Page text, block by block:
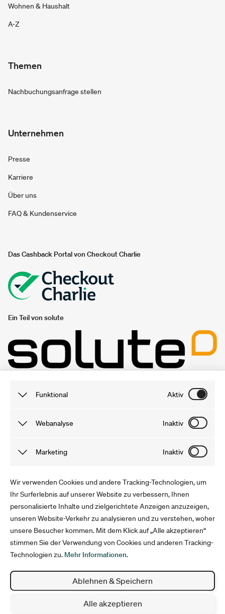
Funktional Aktiv
Funktionale Cookies sind notwendig, damit du unsere
uns gewonnenen Informationen werden anonymisiert und
Webanalyse Inaktiv
Tracking Cookies speichern Informationen, dank derer wir
verstehen können. Mit Tools wie Google Analytics
optimieren wir anschließend unser Angebot und Marketing.
Marketing Inaktiv
Marketing Cookies sammeln Informationen, mit denen wir
unsere Webseite verbessern können. Sie helfen uns,
Werbung auszuspielen, welche die User interessiert. Die
Informationen werden anonym erfasst und für die Dauer
deines Aufenthalts gespeichert.
Wir verwenden Cookies und andere Tracking-Technologien, um
Ihr Surferlebnis auf unserer Website zu verbessern, Ihnen
personalisierte Inhalte und zielgerichtete Anzeigen anzuzeigen,
unseren Website-Verkehr zu analysieren und zu verstehen, woher
unsere Besucher kommen. Mit dem Klick auf „Alle akzeptieren“
stimmen Sie der Verwendung von Cookies und anderen Tracking-
Technologien zu. Mehr Informationen.
Ablehnen & Speichern
Alle akzeptieren
Wohnen & Haushalt
A-Z
Themen
Nachbuchungsanfrage stellen
Unternehmen
Presse
Karriere
Über uns
FAQ & Kundenservice
Das Cashback Portal von Checkout Charlie
Ein Teil von solute
gutschein.ch
Folge uns
Impressum